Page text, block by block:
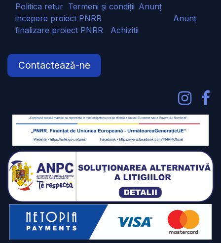
Politica retur Termeni și condiții Anunț
incepere proiect PNRR
Anunț
finalizare proiect PNRR Achizitii
Contactează-ne